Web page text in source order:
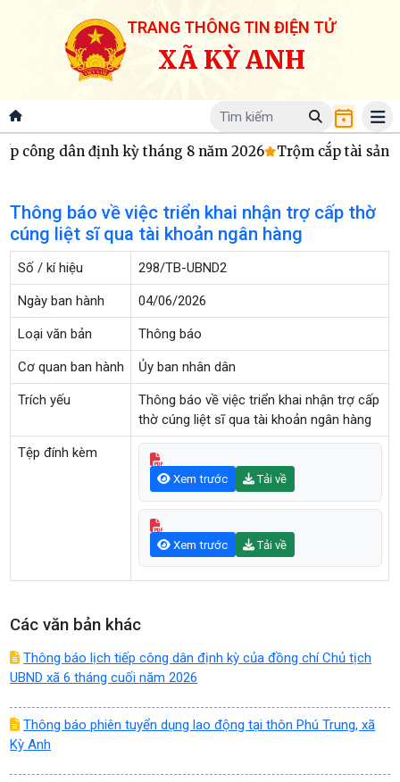
TRANG THÔNG TIN ĐIỆN TỬ
XÃ KỲ ANH
công dân định kỳ tháng 8 năm 2026 Trộm cắp tài sản
Thông báo về việc triển khai nhận trợ cấp thờ
cúng liệt sĩ qua tài khoản ngân hàng
Số / kí hiệu 298/TB-UBND2
Ngày ban hành 04/06/2026
Loại văn bản Thông báo
Cơ quan ban hành Ủy ban nhân dân
Trích yếu
Thông báo về việc triển khai nhận trợ cấp
thờ cúng liệt sĩ qua tài khoản ngân hàng
Tệp đính kèm
Xem trước Tải về
Xem trước Tải về
Các văn bản khác
Thông báo lịch tiếp công dân định kỳ của đồng chí Chủ tịch
UBND xã 6 tháng cuối năm 2026
Thông báo phiên tuyển dụng lao động tại thôn Phú Trung, xã
Kỳ Anh